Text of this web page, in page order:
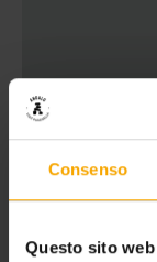
Consenso
Questo sito